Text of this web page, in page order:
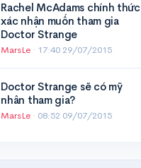
Rachel McAdams chính thức
xác nhận muốn tham gia
Doctor Strange
MarsLe · 17:40 29/07/2015
Doctor Strange sẽ có mỹ
nhân tham gia?
MarsLe · 08:52 09/07/2015